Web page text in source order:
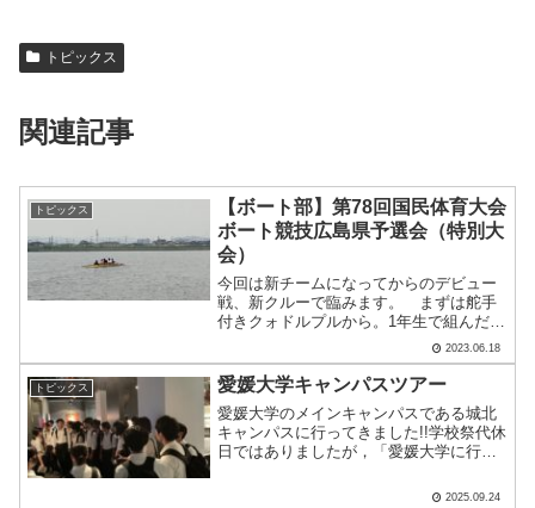
トピックス
関連記事
トピックス
【ボート部】第78回国民体育大会
ボート競技広島県予選会（特別大
会）
今回は新チームになってからのデビュー
戦、新クルーで臨みます。 まずは舵手
付きクォドルプルから。1年生で組んだク
ルー、デビュー戦です。今回は工大高校
史上初（❓）女子のエントリーです。とは
言え、まだ女子部員は1名、混成クルーオ
ープン参加です（順.....
2023.06.18
トピックス 愛媛大学キャンパスツアー
愛媛大学のメインキャンパスである城北
キャンパスに行ってきました!!学校祭代休
日ではありましたが，「愛媛大学に行っ
で，訪問させて頂きました。最初はキャ
2025.09.24